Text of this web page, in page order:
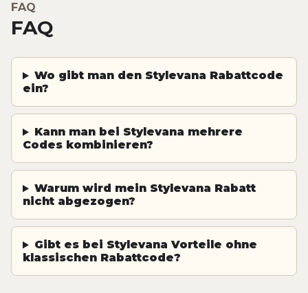
FAQ
FAQ
Wo gibt man den Stylevana Rabattcode
ein?
Kann man bei Stylevana mehrere
Codes kombinieren?
Warum wird mein Stylevana Rabatt
nicht abgezogen?
Gibt es bei Stylevana Vorteile ohne
klassischen Rabattcode?